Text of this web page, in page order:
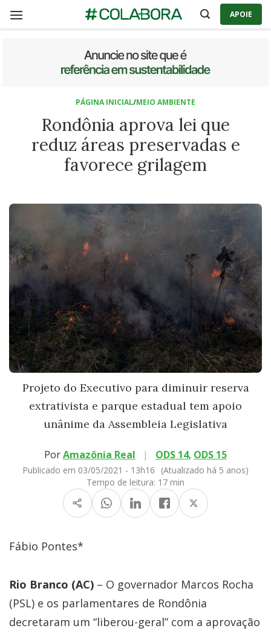
APOIE
PÁGINA INICIAL/MEIO AMBIENTE
Rondônia aprova lei que
reduz áreas preservadas e
favorece grilagem
Projeto do Executivo para diminuir reserva
extrativista e parque estadual tem apoio
unânime da Assembleia Legislativa
PorAmazônia Real | ODS 14, ODS 15
Publicado em 03/05/2021 - 13h16
(Atualizado há 5 anos)
Tempo de leitura: 17 min
Fábio Pontes*
Rio Branco (AC) – O governador Marcos Rocha
(PSL) e os parlamentares de Rondônia
decretaram um “liberou-geral” com a aprovação